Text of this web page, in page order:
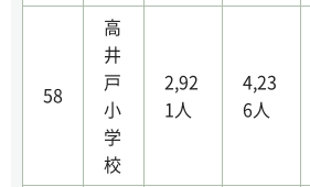
58
高
井
戸
小
学
校
2,92
1人
4,23
6人